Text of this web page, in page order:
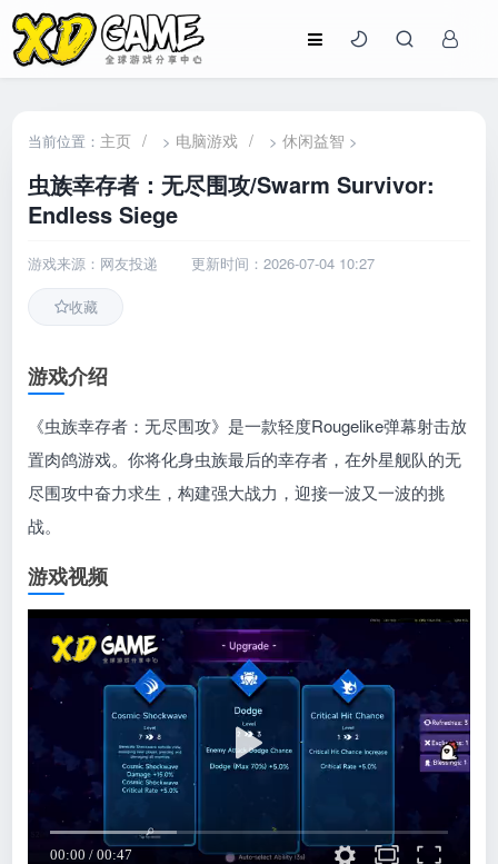
当前位置： 主页 / > 电脑游戏 / >休闲益智 >
虫族幸存者：无尽围攻/Swarm Survivor:
Endless Siege
游戏来源：网友投递 更新时间：2026-07-04 10:27
收藏
游戏介绍
《虫族幸存者：无尽围攻》是一款轻度Rougelike弹幕射击放
置肉鸽游戏。你将化身虫族最后的幸存者，在外星舰队的无
尽围攻中奋力求生，构建强大战力，迎接一波又一波的挑
战。
游戏视频